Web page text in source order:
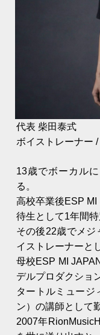
代表 柴田泰式
ボイストレーナー
13歳でボーカル
る。
高校卒業後ESP
待生として1年間特
その後22歳でメジ
イストレーナーと
母校ESP MI
デルプロダクショ
タートルミュージ
ン）の講師として
2007年